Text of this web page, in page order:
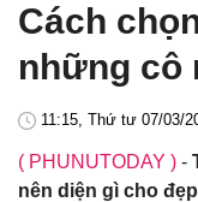
Cách
những cô
11:15, Thứ tư 07/03/
( PHUNUTODAY ) -
nên diện gì cho